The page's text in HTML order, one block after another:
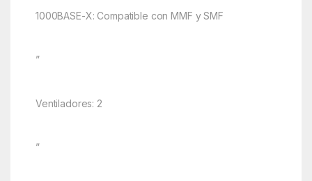
1000BASE-X: Compatible con MMF y SMF
”
Ventiladores: 2
”